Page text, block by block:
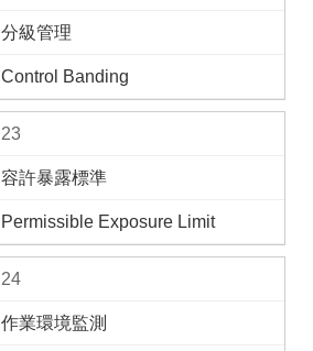
分級管理
Control Banding
23
容許暴露標準
Permissible Exposure Limit
24
作業環境監測